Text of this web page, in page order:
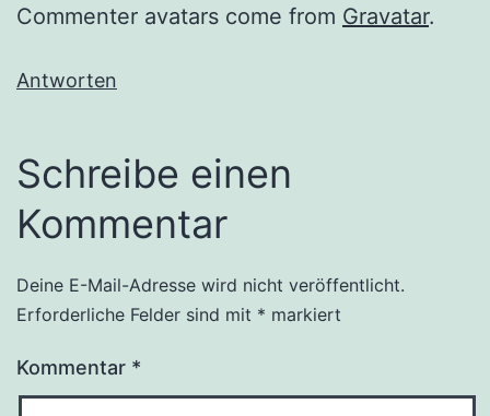
Commenter avatars come from Gravatar.
Antworten
Schreibe einen
Kommentar
Deine E-Mail-Adresse wird nicht veröffentlicht.
Erforderliche Felder sind mit * markiert
Kommentar *